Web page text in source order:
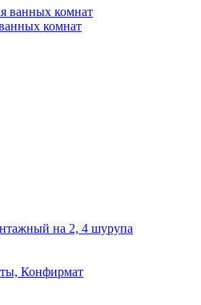
ванных комнат
комнат
на 2, 4 шурупа
Конфирмат